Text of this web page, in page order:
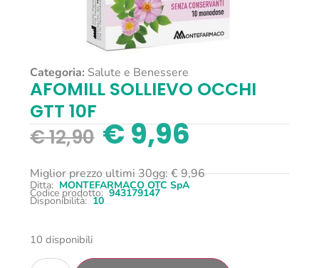
Categoria: Salute e Benessere
AFOMILL SOLLIEVO OCCHI
GTT 10F
€12,90 €9,96
Miglior prezzo ultimi 30gg:€9,96
Ditta: MONTEFARMACO OTC SpA
Codice prodotto: 943179147
Disponibilità: 10
10 disponibili